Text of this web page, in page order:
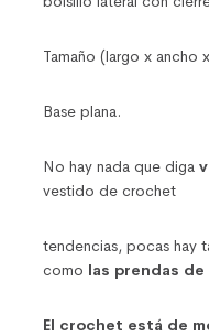
Tamaño (largo x ancho
Base plana.
No hay nada que diga
vestido de crochet
tendencias, pocas hay
como las prendas
El crochet está de